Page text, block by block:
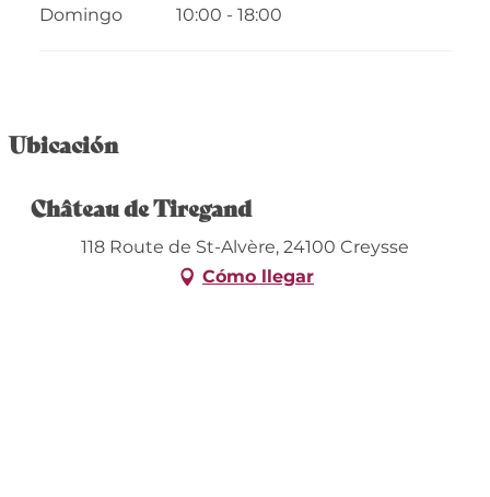
Domingo 10:00 - 18:00
Ubicación
Château de Tiregand
118 Route de St-Alvère, 24100 Creysse
Cómo llegar